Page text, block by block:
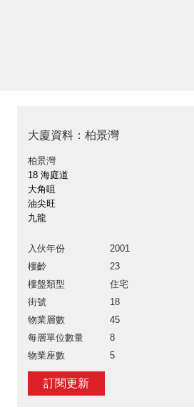
大廈資料：柏景灣
柏景灣
18 海庭道
大角咀
油尖旺
九龍
入伙年份
2001
樓齡
23
樓盤類型
住宅
街號
18
物業層數
45
每層單位數量
8
物業座數
5
訂閱更新